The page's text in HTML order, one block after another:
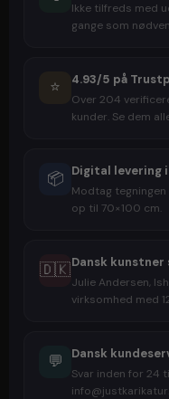
Ikke tilfreds med
gange som
⭐ 4.93/5 på
Over 204
kunder. Se dem
📦 Digital levering
Modtag
op til 70×100 cm.
🇩🇰Dansk kunstner
Julie Andersen,
virksomhed med
💬 Dansk
Svar inden for 24